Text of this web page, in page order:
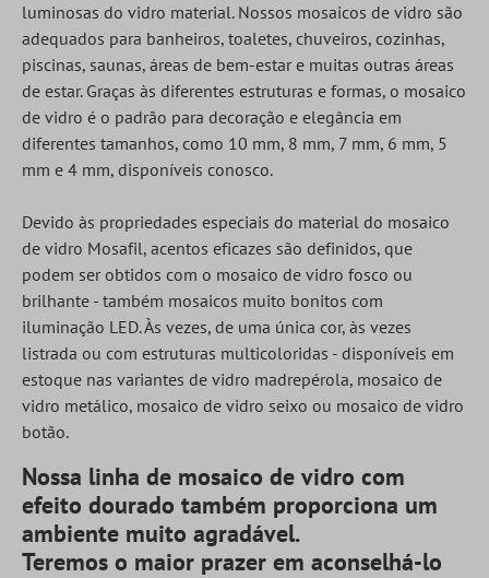
luminosas do vidro material. Nossos mosaicos de vidro são
adequados para banheiros, toaletes, chuveiros, cozinhas,
piscinas, saunas, áreas de bem-estar e muitas outras áreas
de estar. Graças às diferentes estruturas e formas, o mosaico
de vidro é o padrão para decoração e elegância em
diferentes tamanhos, como 10 mm, 8 mm, 7 mm, 6 mm, 5
mm e 4 mm, disponíveis conosco.
Devido às propriedades especiais do material do mosaico
de vidro Mosafil, acentos eficazes são definidos, que
podem ser obtidos com o mosaico de vidro fosco ou
brilhante - também mosaicos muito bonitos com
iluminação LED. Às vezes, de uma única cor, às vezes
listrada ou com estruturas multicoloridas - disponíveis em
estoque nas variantes de vidro madrepérola, mosaico de
vidro metálico, mosaico de vidro seixo ou mosaico de vidro
botão.
Nossa linha de mosaico de vidro com
efeito dourado também proporciona um
ambiente muito agradável.
Teremos o maior prazer em aconselhá-lo